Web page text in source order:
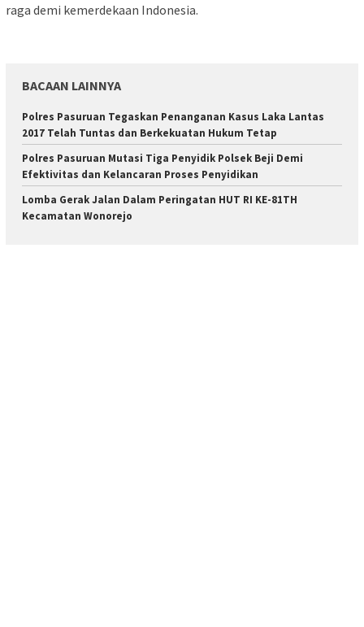
raga demi kemerdekaan Indonesia.
BACAAN LAINNYA
Polres Pasuruan Tegaskan Penanganan Kasus Laka Lantas
2017 Telah Tuntas dan Berkekuatan Hukum Tetap
Polres Pasuruan Mutasi Tiga Penyidik Polsek Beji Demi
Efektivitas dan Kelancaran Proses Penyidikan
Lomba Gerak Jalan Dalam Peringatan HUT RI KE-81TH
Kecamatan Wonorejo